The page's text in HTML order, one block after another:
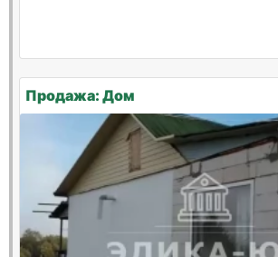
Продажа: Дом